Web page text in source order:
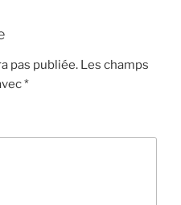
pas publiée. Les champs
*